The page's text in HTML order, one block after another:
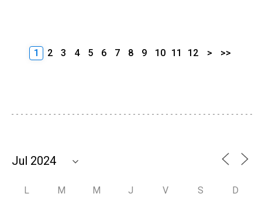
1 2 3 4 5 6 7 8 9 10 11 12 > >>
L M M J V S D